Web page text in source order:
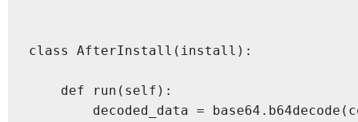
class AfterInstall(install):
    def run(self):
decoded_data =